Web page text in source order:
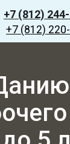
+7 (812)
+7 (812)